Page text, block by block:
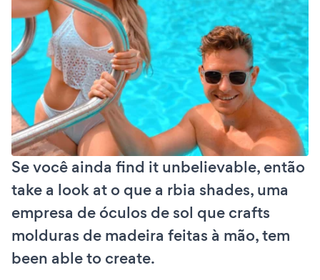
Se você ainda find it unbelievable, então
take a look at o que a rbia shades, uma
empresa de óculos de sol que crafts
molduras de madeira feitas à mão, tem
been able to create.